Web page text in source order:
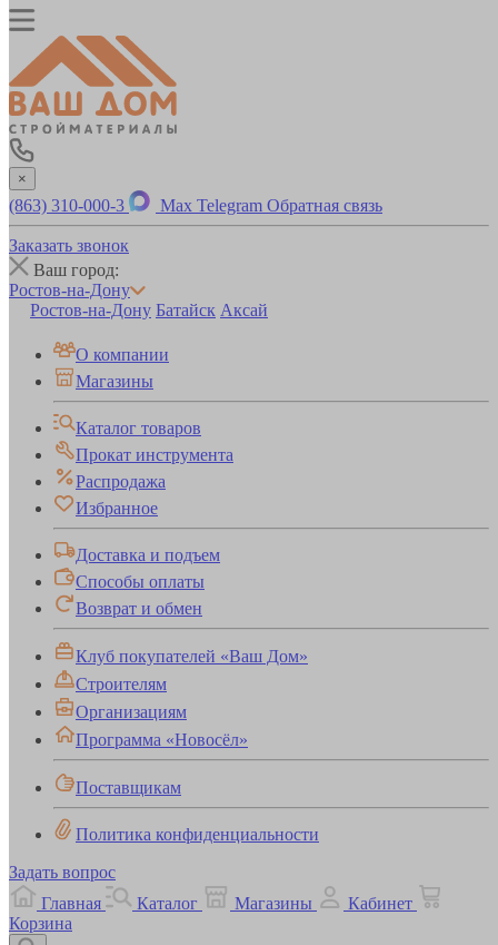
×
(863) 310-000-3 Max Telegram Обратная связь
Заказать звонок
Ваш город:
Ростов-на-Дону
Ростов-на-Дону Батайск Аксай
О компании
Магазины
Каталог товаров
Прокат инструмента
Распродажа
Избранное
Доставка и подъем
Способы оплаты
Возврат и обмен
Клуб покупателей «Ваш Дом»
Строителям
Организациям
Программа «Новосёл»
Поставщикам
Политика конфиденциальности
Задать вопрос
Главная
Каталог Магазины
Кабинет
Корзина